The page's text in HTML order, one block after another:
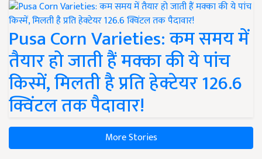
Pusa Corn Varieties: कम समय में
तैयार हो जाती हैं मक्का की ये पांच
किस्में, मिलती है प्रति हेक्टेयर 126.6
क्विंटल तक पैदावार!
More Stories